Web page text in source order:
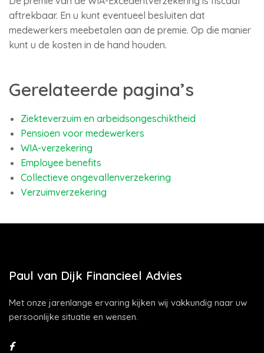
aftrekbaar. En u kunt eventueel besluiten dat
medewerkers meebetalen aan de premie. Op die manier
kunt u de kosten in de hand houden.
Gerelateerde pagina’s
Ziekteverzuim en arbeidsongeschiktheid
Pensioen voor medewerkers
WIA-verzekering
Employee benefits
Collectieve ongevallenverzekering
Verzuimverzekering
Paul van Dijk Financieel Advies
Met onze jarenlange ervaring kijken wij vakkundig naar uw
persoonlijke situatie en wensen.